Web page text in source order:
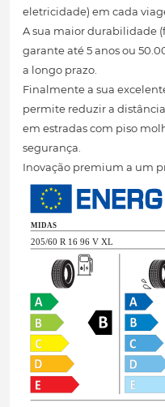
eletricidade) em cada
A sua maior durabilidade
garante até 5 anos ou
a longo prazo.
Finalmente a sua
permite reduzir a
em estradas com piso
segurança.
Inovação premium a um